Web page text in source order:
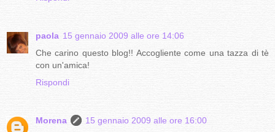
paola 15 gennaio 2009 alle ore 14:06
Che carino questo blog!! Accogliente come una tazza di tè
con un'amica!
Rispondi
Morena
15 gennaio 2009 alle ore 16:00